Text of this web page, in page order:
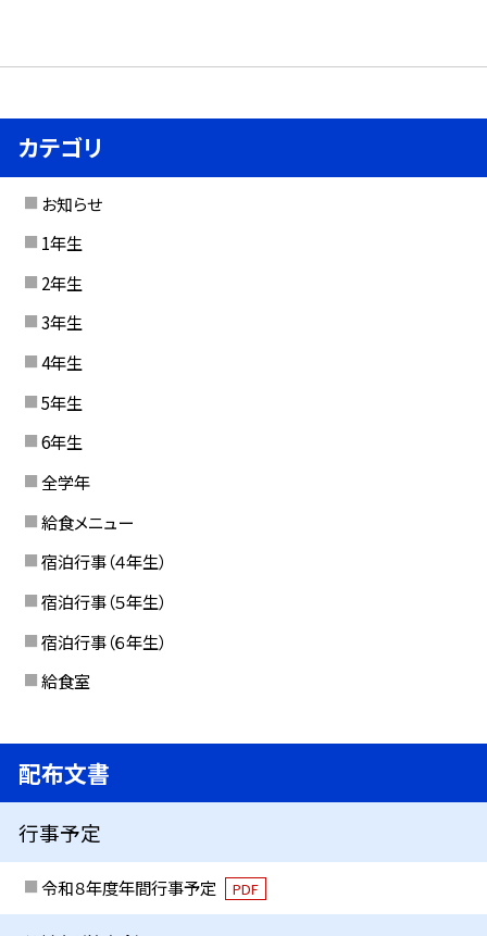
カテゴリ
お知らせ
1年生
2年生
3年生
4年生
5年生
6年生
全学年
給食メニュー
宿泊行事（４年生）
宿泊行事（５年生）
宿泊行事（６年生）
給食室
配布文書
行事予定
令和８年度年間行事予定 PDF